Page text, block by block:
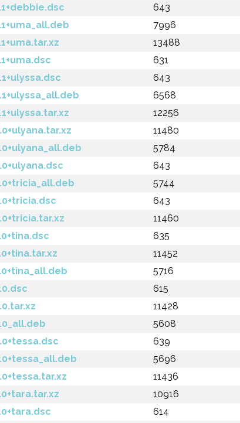
643
7996
13488
631
643
6568
12256
11480
5784
643
5744
643
11460
635
11452
5716
615
11428
5608
639
5696
11436
10916
614